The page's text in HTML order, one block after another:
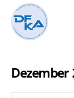
content
Dezember